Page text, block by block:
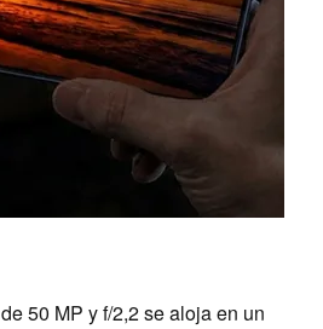
50 MP y f/2,2 se aloja en un